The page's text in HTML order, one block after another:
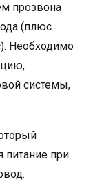
прозвона
(плюс
Необходимо
системы,
питание при